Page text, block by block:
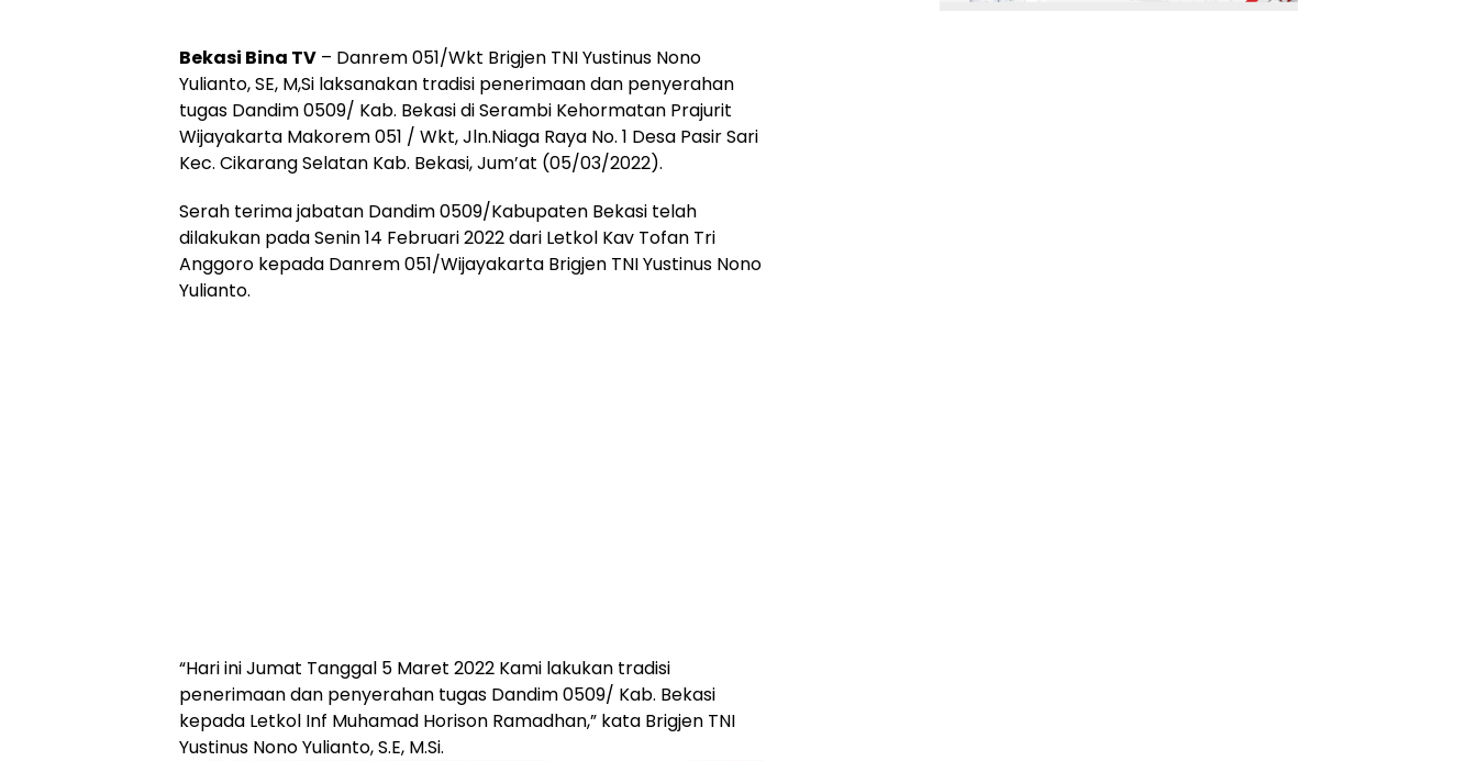
Bekasi Bina TV – Danrem 051/Wkt Brigjen TNI Yustinus Nono
Yulianto, SE, M,Si laksanakan tradisi penerimaan dan penyerahan
tugas Dandim 0509/ Kab. Bekasi di Serambi Kehormatan Prajurit
Wijayakarta Makorem 051 / Wkt, Jln.Niaga Raya No. 1 Desa Pasir Sari
Kec. Cikarang Selatan Kab. Bekasi, Jum’at (05/03/2022).
Serah terima jabatan Dandim 0509/Kabupaten Bekasi telah
dilakukan pada Senin 14 Februari 2022 dari Letkol Kav Tofan Tri
Anggoro kepada Danrem 051/Wijayakarta Brigjen TNI Yustinus Nono
Yulianto.
“Hari ini Jumat Tanggal 5 Maret 2022 Kami lakukan tradisi
penerimaan dan penyerahan tugas Dandim 0509/ Kab. Bekasi
kepada Letkol Inf Muhamad Horison Ramadhan,” kata Brigjen TNI
Yustinus Nono Yulianto, S.E, M.Si.